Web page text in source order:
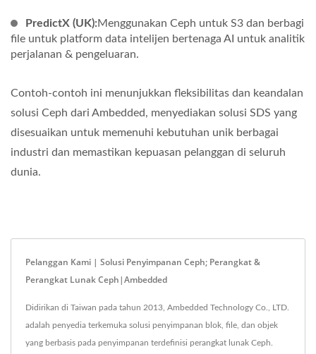
PredictX (UK):Menggunakan Ceph untuk S3 dan berbagi
file untuk platform data intelijen bertenaga AI untuk analitik
perjalanan & pengeluaran.
Contoh-contoh ini menunjukkan fleksibilitas dan keandalan
solusi Ceph dari Ambedded, menyediakan solusi SDS yang
disesuaikan untuk memenuhi kebutuhan unik berbagai
industri dan memastikan kepuasan pelanggan di seluruh
dunia.
Pelanggan Kami | Solusi Penyimpanan Ceph; Perangkat &
Perangkat Lunak Ceph|Ambedded
Didirikan di Taiwan pada tahun 2013, Ambedded Technology Co., LTD.
adalah penyedia terkemuka solusi penyimpanan blok, file, dan objek
yang berbasis pada penyimpanan terdefinisi perangkat lunak Ceph.